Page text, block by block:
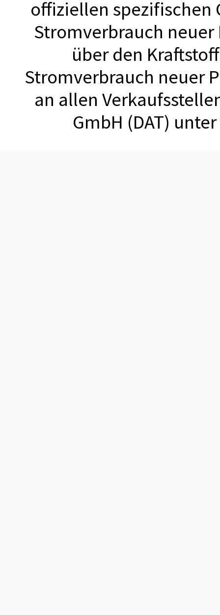
offiziellen spezifischen
Stromverbrauch
über den
Stromverbrauch neuer
an allen
GmbH (DAT) unter